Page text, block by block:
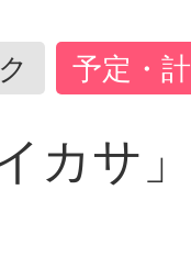
予定・
カサ